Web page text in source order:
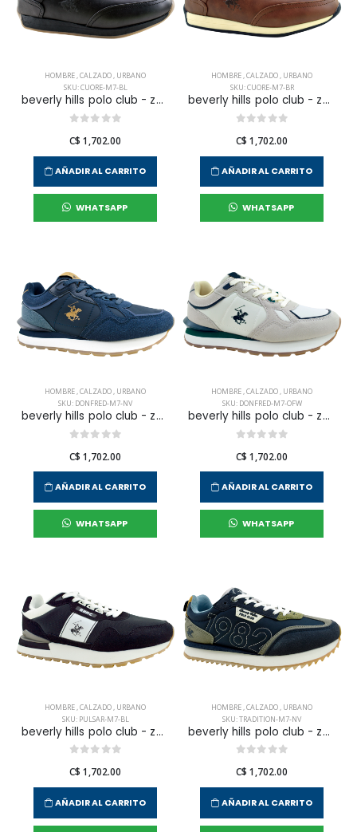
HOMBRE,CALZADO, URBANO
SKU: CUORE-M7-BL
beverly hills polo club - zapatilla urbana cuore para hombre
C$ 1,702.00
AÑADIR AL CARRITO
WHATSAPP
HOMBRE,CALZADO, URBANO
SKU: CUORE-M7-BR
beverly hills polo club - zapatilla urbana cuore para hombre
C$ 1,702.00
AÑADIR AL CARRITO
WHATSAPP
HOMBRE,CALZADO, URBANO
SKU: DONFRED-M7-NV
beverly hills polo club - zapatilla urbana donfred para hombre
C$ 1,702.00
AÑADIR AL CARRITO
WHATSAPP
HOMBRE,CALZADO, URBANO
SKU: DONFRED-M7-OFW
beverly hills polo club - zapatilla urbana donfred para hombre
C$ 1,702.00
AÑADIR AL CARRITO
WHATSAPP
HOMBRE,CALZADO, URBANO
SKU: PULSAR-M7-BL
beverly hills polo club - zapatilla urbana pulsar para hombre
C$ 1,702.00
AÑADIR AL CARRITO
HOMBRE,CALZADO, URBANO
SKU: TRADITION-M7-NV
beverly hills polo club - zapatilla urbana tradition para hombre
C$ 1,702.00
AÑADIR AL CARRITO